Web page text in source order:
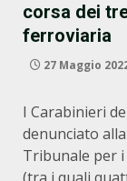
corsa dei
ferroviaria
27 Maggio
I Carabinieri
denunciato
Tribunale per